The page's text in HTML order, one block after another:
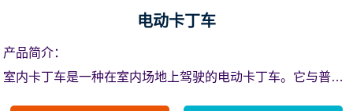
电动卡丁车
产品简介：
室内卡丁车是一种在室内场地上驾驶的电动卡丁车。它与普通